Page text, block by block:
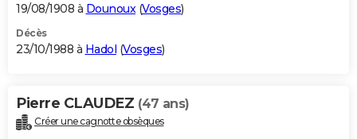
19/08/1908 à Dounoux(Vosges)
Décès
23/10/1988 à Hadol (Vosges)
Pierre CLAUDEZ (47 ans)
Créer une cagnotte obsèques